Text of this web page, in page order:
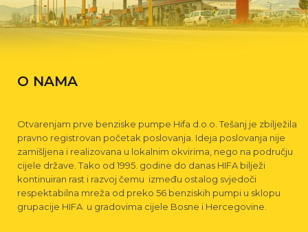
O NAMA
Otvarenjam prve benziske pumpe Hifa d.o.o. Tešanj je zbilježila
pravno registrovan početak poslovanja. Ideja poslovanja nije
zamišljena i realizovana u lokalnim okvirima, nego na području
cijele države. Tako od 1995. godine do danas HIFA bilježi
kontinuiran rast i razvoj čemu između ostalog svjedoči
respektabilna mreža od preko 56 benziskih pumpi u sklopu
grupacije HIFA u gradovima cijele Bosne i Hercegovine.